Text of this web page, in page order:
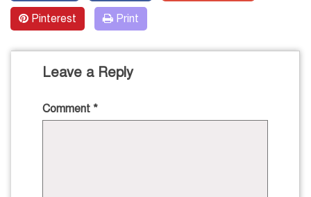
Pinterest Print
Leave a Reply
Comment *